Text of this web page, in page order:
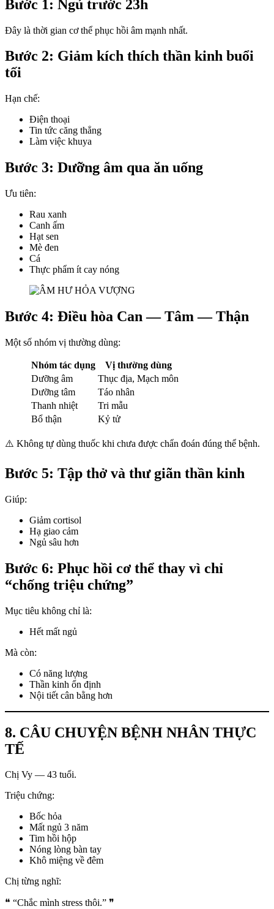
Bước 1: Ngủ trước 23h
Đây là thời gian cơ thể phục hồi âm mạnh nhất.
Bước 2: Giảm kích thích thần kinh buổi
tối
Hạn chế:
Điện thoại
Tin tức căng thẳng
Làm việc khuya
Bước 3: Dưỡng âm qua ăn uống
Ưu tiên:
Rau xanh
Canh ấm
Hạt sen
Mè đen
Cá
Thực phẩm ít cay nóng
Bước 4: Điều hòa Can — Tâm — Thận
Một số nhóm vị thường dùng:
Nhóm tác dụng
Vị thường dùng
Dưỡng âm
Thục địa, Mạch môn
Dưỡng tâm
Táo nhân
Thanh nhiệt
Tri mẫu
Bổ thận
Kỷ tử
⚠️ Không tự dùng thuốc khi chưa được chẩn đoán đúng thể bệnh.
Bước 5: Tập thở và thư giãn thần kinh
Giúp:
Giảm cortisol
Hạ giao cảm
Ngủ sâu hơn
Bước 6: Phục hồi cơ thể thay vì chỉ
“chống triệu chứng”
Mục tiêu không chỉ là:
Hết mất ngủ
Mà còn:
Có năng lượng
Thần kinh ổn định
Nội tiết cân bằng hơn
8. CÂU CHUYỆN BỆNH NHÂN THỰC
TẾ
Chị Vy — 43 tuổi.
Triệu chứng:
Bốc hỏa
Mất ngủ 3 năm
Tim hồi hộp
Nóng lòng bàn tay
Khô miệng về đêm
Chị từng nghĩ:
❝ “Chắc mình stress thôi.” ❞